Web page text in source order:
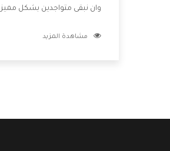
وان نبقى متواجدين بشكل
بالخدمات التى تنفرد الشركة
مشاهدة المزيد